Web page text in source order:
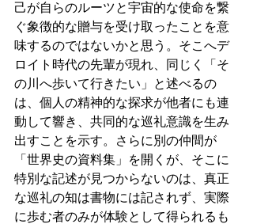
己が自らのルーツと宇宙的な使命を繋
ぐ象徴的な贈与を受け取ったことを意
味するのではないかと思う。そこへデ
ロイト時代の先輩が現れ、同じく「そ
の川へ歩いて行きたい」と述べるの
は、個人の精神的な探求が他者にも連
動して響き、共同的な巡礼意識を生み
出すことを示す。さらに別の仲間が
「世界史の資料集」を開くが、そこに
特別な記述が見つからないのは、真正
な巡礼の知は書物には記されず、実際
に歩む者のみが体験として得られるも